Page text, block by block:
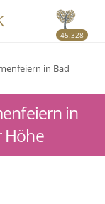
45.328
in Bad
in
Höhe